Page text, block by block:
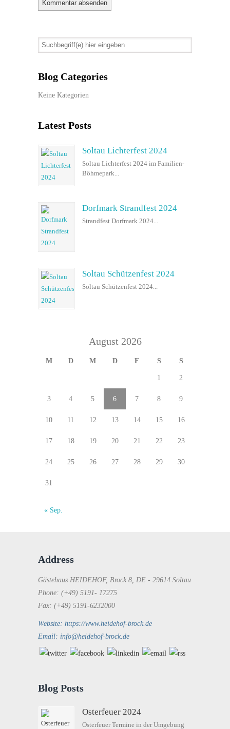
Blog Categories
Keine Kategorien
Latest Posts
Soltau Lichterfest 2024
Soltau Lichterfest 2024 im Familien-
Böhmepark...
Dorfmark Strandfest 2024
Strandfest Dorfmark 2024...
Soltau Schützenfest 2024
Soltau Schützenfest 2024...
August 2026
M D M D F S S
1 2
3 4 5 6 7 8 9
10 11 12 13 14 15 16
17 18 19 20 21 22 23
24 25 26 27 28 29 30
31
« Sep.
Address
Gästehaus HEIDEHOF, Brock 8, DE - 29614 Soltau
Phone: (+49) 5191- 17275
Fax: (+49) 5191-6232000
Website: https://www.heidehof-brock.de
Email: info@heidehof-brock.de
Blog Posts
Osterfeuer 2024
Osterfeuer Termine in der Umgebung